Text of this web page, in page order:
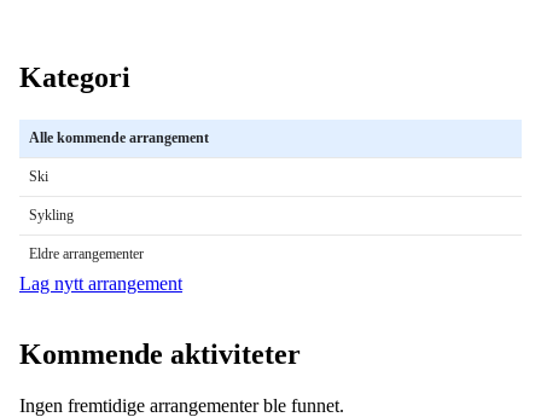
Kategori
Alle kommende arrangement
Ski
Sykling
Eldre arrangementer
Lag nytt arrangement
Kommende aktiviteter
Ingen fremtidige arrangementer ble funnet.